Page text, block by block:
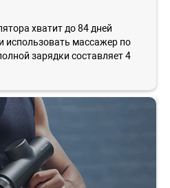
хватит до 84 дней
использовать массажер по
зарядки составляет 4